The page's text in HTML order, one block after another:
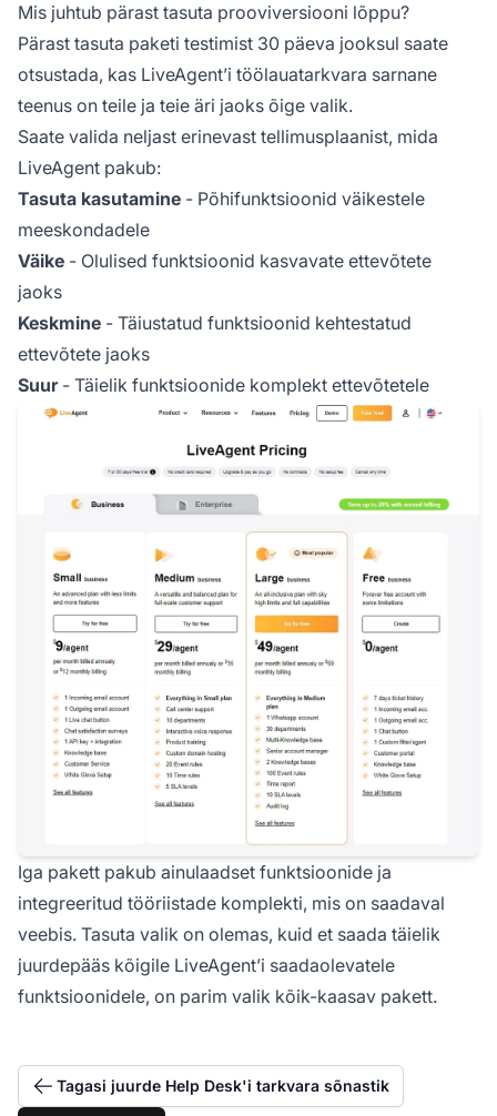
Mis juhtub pärast tasuta prooviversiooni lõppu?
Pärast tasuta paketi testimist 30 päeva jooksul saate
otsustada, kas LiveAgent’i töölauatarkvara sarnane
teenus on teile ja teie äri jaoks õige valik.
Saate valida neljast erinevast tellimusplaanist, mida
LiveAgent pakub:
Tasuta kasutamine - Põhifunktsioonid väikestele
meeskondadele
Väike - Olulised funktsioonid kasvavate ettevõtete
jaoks
Keskmine - Täiustatud funktsioonid kehtestatud
ettevõtete jaoks
Suur- Täielik funktsioonide komplekt ettevõtetele
Iga pakett pakub ainulaadset funktsioonide ja
integreeritud tööriistade komplekti, mis on saadaval
veebis. Tasuta valik on olemas, kuid et saada täielik
juurdepääs kõigile LiveAgent’i saadaolevatele
funktsioonidele, on parim valik kõik-kaasav pakett.
Tagasi juurde Help Desk'i tarkvara sõnastik